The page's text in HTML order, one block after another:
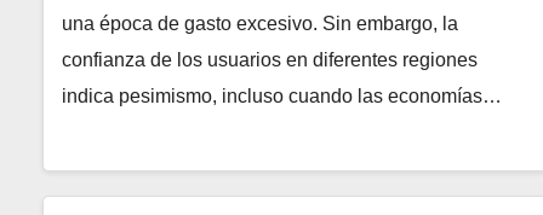
una época de gasto excesivo. Sin embargo, la
confianza de los usuarios en diferentes regiones
indica pesimismo, incluso cuando las economías…